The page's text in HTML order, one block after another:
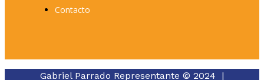
Contacto
Gabriel Parrado Representante © 2024 |